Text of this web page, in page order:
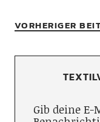
VORHERIGER
Gib deine